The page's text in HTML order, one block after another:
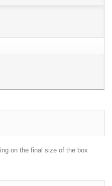
on the final size of the box